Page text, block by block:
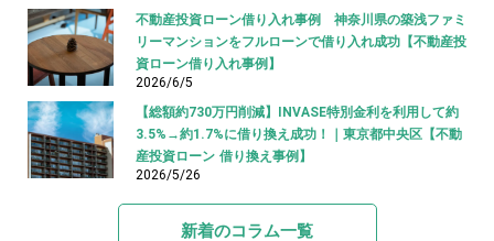
不動産投資ローン借り入れ事例 神奈川県の築浅ファミ
リーマンションをフルローンで借り入れ成功【不動産投
資ローン借り入れ事例】
2026/6/5
【総額約730万円削減】INVASE特別金利を利用して約
3.5%→約1.7%に借り換え成功！｜東京都中央区【不動
産投資ローン 借り換え事例】
2026/5/26
新着のコラム一覧